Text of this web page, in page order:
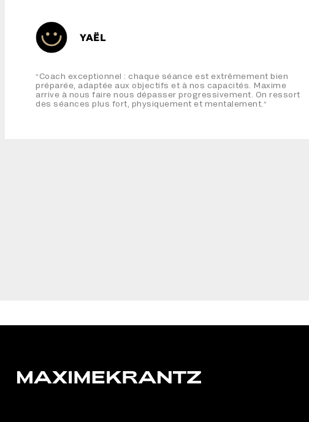
YAËL
“ Coach exceptionnel : chaque séance est extrêmement bien
préparée, adaptée aux objectifs et à nos capacités. Maxime
arrive à nous faire nous dépasser progressivement. On ressort
des séances plus fort, physiquement et mentalement. ”